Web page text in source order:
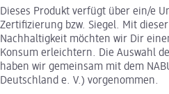
Dieses Produkt verfügt über ein/e
Zertifizierung bzw. Siegel. Mit
Nachhaltigkeit möchten wir Dir
Konsum erleichtern. Die Auswahl
haben wir gemeinsam mit dem
Deutschland e. V.) vorgenommen.